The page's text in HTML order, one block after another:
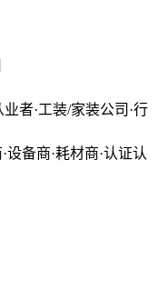
者·工装/家装公司·行
设备商·耗材商·认证认